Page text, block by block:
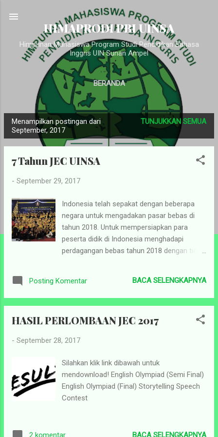
Langsung ke konten utama
HIMAPRODI PBI UINSA
Himpunan Mahasiswa Program Studi Pendidikan Bahasa
Inggris UIN Sunan Ampel
BERANDA
o
Menampilkan postingan dari
September, 2017
TUNJUKKAN SEMUA
7 Tahun JEC UINSA
- September 29, 2017
Indonesia telah sepakat dengan beberapa
negara untuk mengadakan pasar bebas di
tahun 2018. Untuk mempersiapkan para
peserta didik di Indonesia menghadapi
perdagangan bebas tahun 2018 dengan tidak
Surabaya dengan bangga
mempersembahkan Jatim English
Nusantara: Awakening The Eastern Culture
Agreement) 2018. Sabtu, 23 September
Sunan Ampel Surabaya, acara final JEC 2017
dilangsungkan. Acara yang telah berlangsung
selama 7 tahun berturut turut ini tak pernah
sepi dari pendaftar. Target peserta yang
Posting Komentar BACA SELENGKAPNYA
HASIL PERLOMBAAN JEC 2017
- September 28, 2017
Silahkan klik link dibawah untuk
mendownload! English Olympiad (Semi Final)
English Olympiad (Final) Storytelling Speech
Contest
2 komentar BACA SELENGKAPNYA